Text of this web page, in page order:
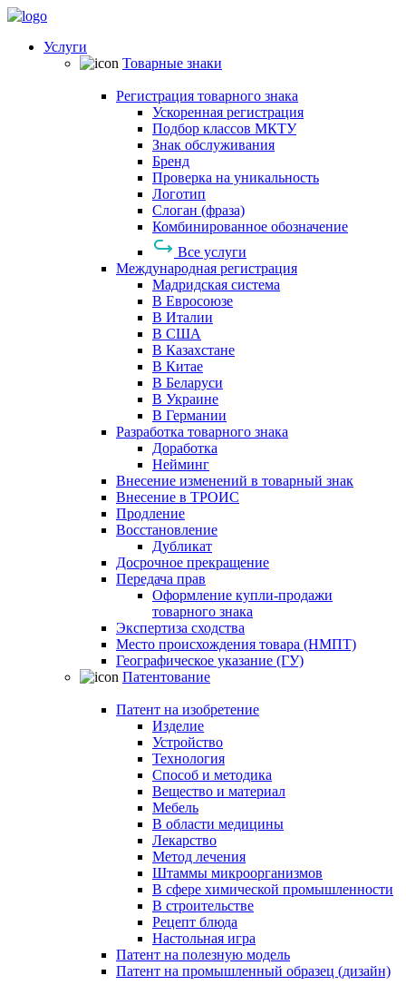
Услуги
Товарные знаки
Регистрация товарного знака
Ускоренная регистрация
Подбор классов МКТУ
Знак обслуживания
Бренд
Проверка на уникальность
Логотип
Слоган (фраза)
Комбинированное обозначение
Все услуги
Международная регистрация
Мадридская система
В Евросоюзе
В Италии
В США
В Казахстане
В Китае
В Беларуси
В Украине
В Германии
Разработка товарного знака
Доработка
Нейминг
Внесение изменений в товарный знак
Внесение в ТРОИС
Продление
Восстановление
Дубликат
Досрочное прекращение
Передача прав
Оформление купли-продажи
товарного знака
Экспертиза сходства
Место происхождения товара (НМПТ)
Географическое указание (ГУ)
Патентование
Патент на изобретение
Изделие
Устройство
Технология
Способ и методика
Вещество и материал
Мебель
В области медицины
Лекарство
Метод лечения
Штаммы микроорганизмов
В сфере химической промышленности
В строительстве
Рецепт блюда
Настольная игра
Патент на полезную модель
Патент на промышленный образец (дизайн)